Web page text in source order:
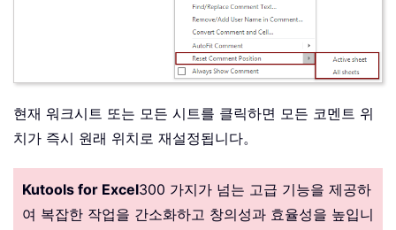
현재 워크시트 또는 모든 시트를 클릭하면 모든 코멘트 위
치가 즉시 원래 위치로 재설정됩니다。
Kutools for Excel300 가지가 넘는 고급 기능을 제공하
여 복잡한 작업을 간소화하고 창의성과 효율성을 높입니